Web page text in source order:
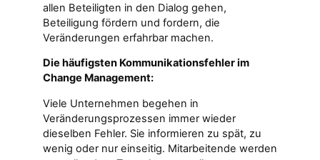
allen Beteiligten in den Dialog gehen,
Beteiligung fördern und fordern, die
Veränderungen erfahrbar machen.
Die häufigsten Kommunikationsfehler im
Change Management:
Viele Unternehmen begehen in
Veränderungsprozessen immer wieder
dieselben Fehler. Sie informieren zu spät, zu
wenig oder nur einseitig. Mitarbeitende werden